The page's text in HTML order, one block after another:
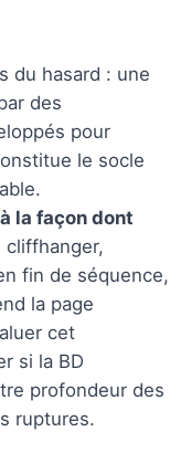
du hasard : une
des
pour
le socle
la façon dont
cliffhanger,
fin de séquence,
la page
cet
si la BD
profondeur des
ruptures.